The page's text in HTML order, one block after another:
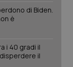
di Biden.
è
i 40 gradi il
il